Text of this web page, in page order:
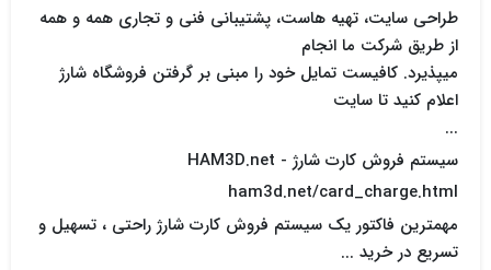
طراحی سایت، تهیه هاست، پشتیبانی فنی و تجاری همه و همه
از طریق شرکت ما انجام
میپذیرد. کافیست تمایل خود را مبنی بر گرفتن فروشگاه شارژ
اعلام کنید تا سایت
...
سیستم فروش کارت شارژ - HAM3D.net
ham3d.net/card_charge.html
مهمترین فاکتور یک سیستم فروش کارت شارژ راحتی ، تسهیل و
تسریع در خرید ...